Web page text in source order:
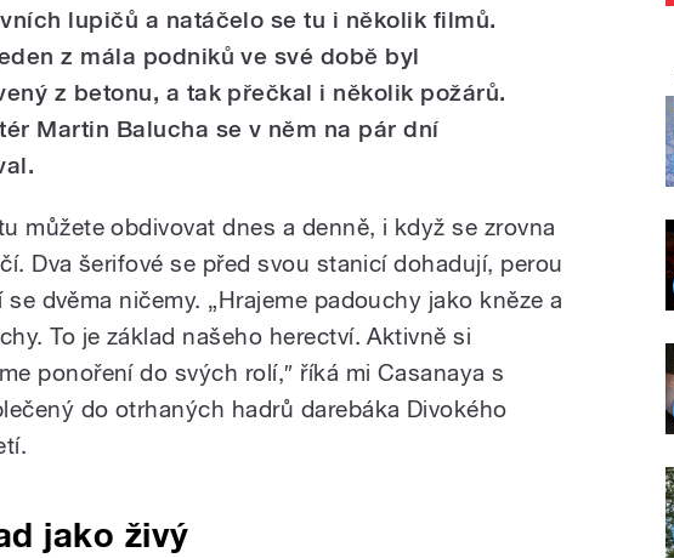
lupičů a natáčelo se tu i několik filmů.
z mála podniků ve své době byl
z betonu, a tak přečkal i několik požárů.
Martin Balucha se v něm na pár dní
můžete obdivovat dnes a denně, i když se zrovna
Dva šerifové se před svou stanicí dohadují, perou
dvěma ničemy. „Hrajeme padouchy jako kněze a
To je základ našeho herectví. Aktivně si
ponoření do svých rolí,″ říká mi Casanaya s
do otrhaných hadrů darebáka Divokého
jako živý